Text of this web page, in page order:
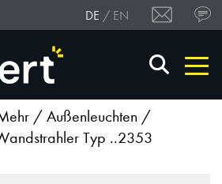
DE EN
/ Außenleuchten /
Typ ..2353